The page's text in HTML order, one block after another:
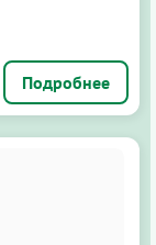
Подробнее